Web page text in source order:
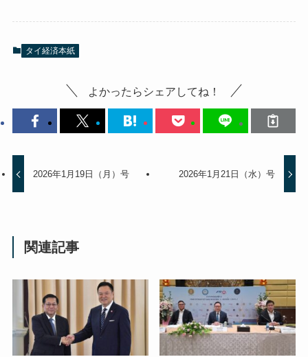
タイ経済本紙
よかったらシェアしてね！
2026年1月19日（月）号 2026年1月21日（水）号
関連記事